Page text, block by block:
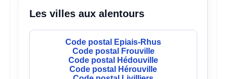
Les villes aux alentours
Code postal Epiais-Rhus
Code postal Frouville
Code postal Hédouville
Code postal Hérouville